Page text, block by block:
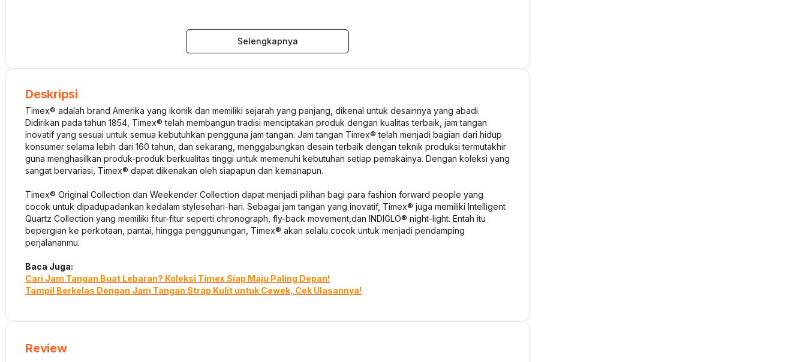
Selengkapnya
Deskripsi
Timex® adalah brand Amerika yang ikonik dan memiliki sejarah yang panjang, dikenal untuk desainnya yang abadi.
Didirikan pada tahun 1854, Timex® telah membangun tradisi menciptakan produk dengan kualitas terbaik, jam tangan
inovatif yang sesuai untuk semua kebutuhkan pengguna jam tangan. Jam tangan Timex® telah menjadi bagian dari hidup
konsumer selama lebih dari 160 tahun, dan sekarang, menggabungkan desain terbaik dengan teknik produksi termutakhir
guna menghasilkan produk-produk berkualitas tinggi untuk memenuhi kebutuhan setiap pemakainya. Dengan koleksi yang
sangat bervariasi, Timex® dapat dikenakan oleh siapapun dan kemanapun.
Timex® Original Collection dan Weekender Collection dapat menjadi pilihan bagi para fashion forward people yang
cocok untuk dipadupadankan kedalam stylesehari-hari. Sebagai jam tangan yang inovatif, Timex® juga memiliki Intelligent
Quartz Collection yang memiliki fitur-fitur seperti chronograph, fly-back movement, dan INDIGLO® night-light. Entah itu
bepergian ke perkotaan, pantai, hingga penggunungan, Timex® akan selalu cocok untuk menjadi pendamping
perjalananmu.
Baca Juga:
Cari Jam Tangan Buat Lebaran? Koleksi Timex Siap Maju Paling Depan!
Tampil Berkelas Dengan Jam Tangan Strap Kulit untuk Cewek, Cek Ulasannya!
Review